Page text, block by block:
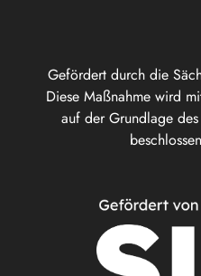
Gefördert durch die
Diese Maßnahme wird
auf der Grundlage